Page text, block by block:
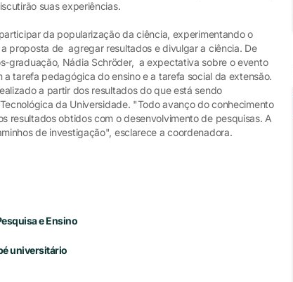
suas experiências.
da popularização da ciência, experimentando o
proposta de agregar resultados e divulgar a ciência. De
graduação, Nádia Schröder, a expectativa sobre o evento
tarefa pedagógica do ensino e a tarefa social da extensão.
a partir dos resultados do que está sendo
da Universidade. "Todo avanço do conhecimento
resultados obtidos com o desenvolvimento de pesquisas. A
de investigação", esclarece a coordenadora.
e Ensino
universitário